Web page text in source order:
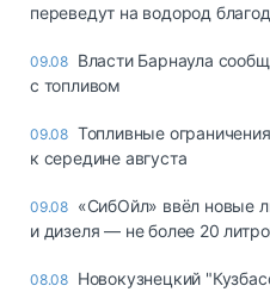
переведут на водород
09.08 Власти Барнаула
с топливом
09.08 Топливные
к середине августа
09.08 «СибОйл» ввёл новые
и дизеля — не более 20
08.08 Новокузнецкий